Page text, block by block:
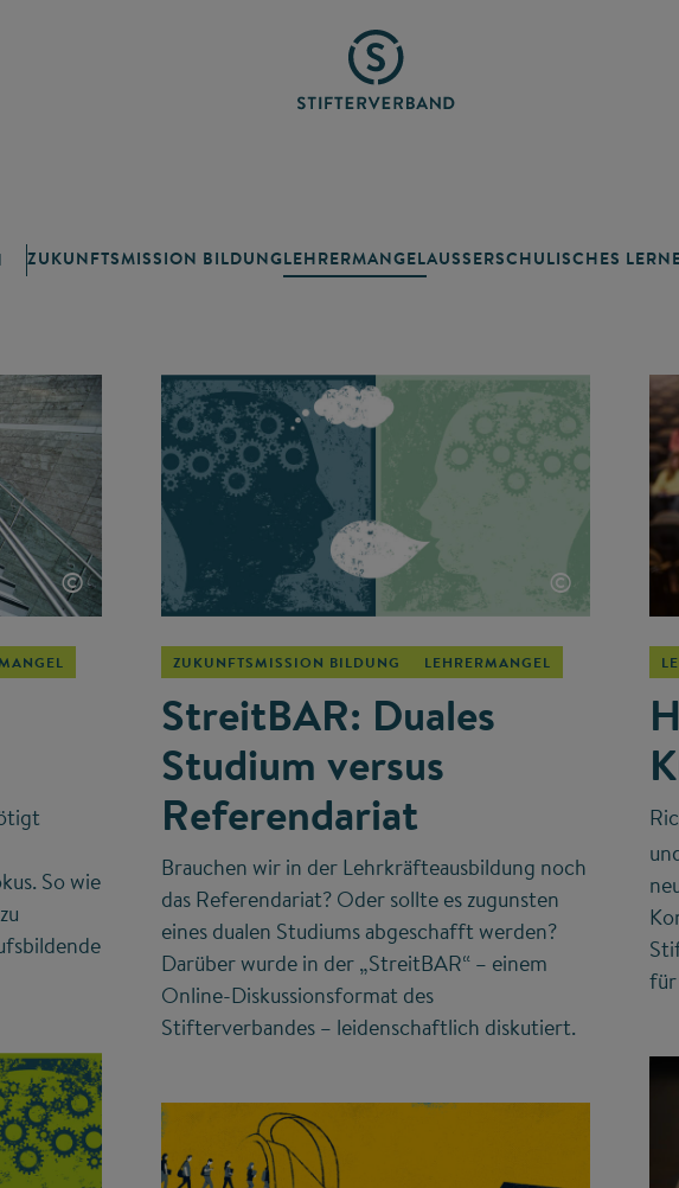
ZUKUNFTSMISSION BILDUNGLEHRERMANGELAUSSERSCHULISCHES
©
So wie
©
ZUKUNFTSMISSION BILDUNG LEHRERMANGEL
StreitBAR: Duales
Studium versus
Referendariat
Brauchen wir in der Lehrkräfteausbildung noch
das Referendariat? Oder sollte es zugunsten
eines dualen Studiums abgeschafft werden?
Darüber wurde in der „StreitBAR“ – einem
Online-Diskussionsformat des
Stifterverbandes – leidenschaftlich diskutiert.
für